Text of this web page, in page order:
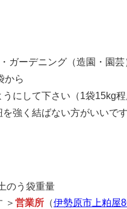
ガーデニング（造園・園
から
にして下さい（1袋15kg程
強く結ばない方がいいです
のう袋重量
＞ 営業所 （伊勢原市上粕屋